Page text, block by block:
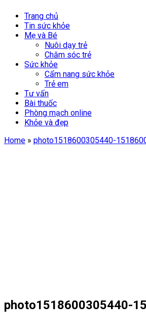
Trang chủ
Tin sức khỏe
Mẹ và Bé
Nuôi dạy trẻ
Chăm sóc trẻ
Sức khỏe
Cẩm nang sức khỏe
Trẻ em
Tư vấn
Bài thuốc
Phòng mạch online
Khỏe và đẹp
Home » photo1518600305440-
photo1518600305440-